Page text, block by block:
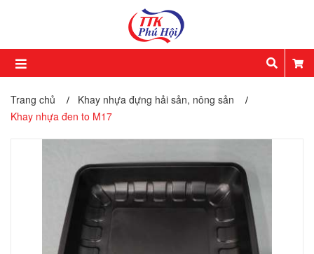
Trang chủ / Khay nhựa đựng hải sản, nông sản /
Khay nhựa đen to M17